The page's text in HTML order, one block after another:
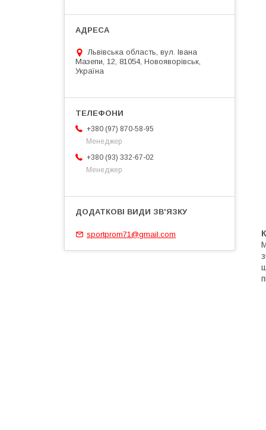
Львівська область, вул. Івана
Мазепи, 12, 81054, Новояворівськ,
Україна
+380 (97) 870-58-95
Менеджер
+380 (93) 332-67-02
Менеджер
sportprom71@gmail.com